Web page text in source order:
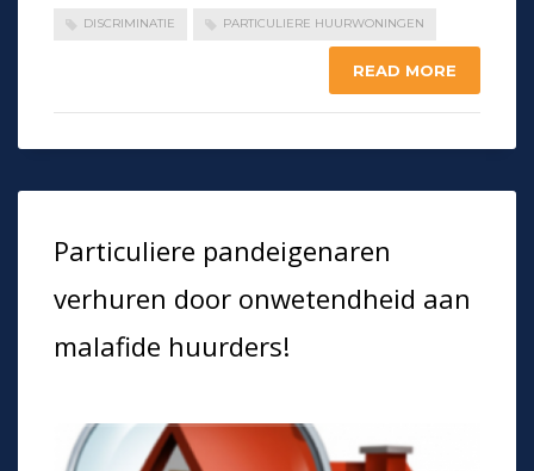
DISCRIMINATIE PARTICULIERE HUURWONINGEN
READ MORE
Particuliere pandeigenaren
verhuren door onwetendheid aan
malafide huurders!